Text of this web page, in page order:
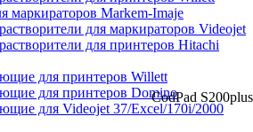
маркираторов Markem-Imaje
для маркираторов Videojet
для принтеров Hitachi
для принтеров Willett
для принтеров Domino
для Videojet 37/Excel/170i/2000
CodPad S200plus